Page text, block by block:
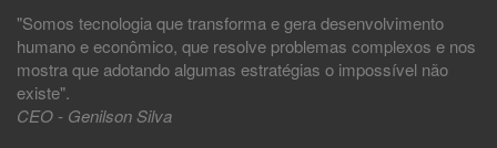
"Somos tecnologia que transforma e gera desenvolvimento
humano e econômico, que resolve problemas complexos e nos
mostra que adotando algumas estratégias o impossível não
existe".
CEO - Genilson Silva